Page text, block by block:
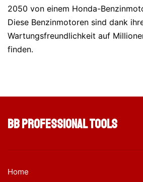
2050 von einem Honda-
Diese Benzinmotoren sind dank
Wartungsfreundlichkeit auf
finden.
BB Professional Tools
Home